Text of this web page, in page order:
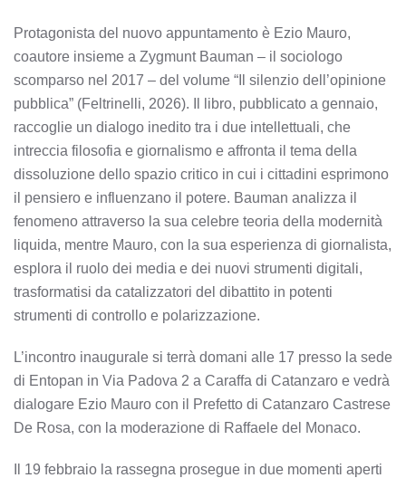
Protagonista del nuovo appuntamento è Ezio Mauro,
coautore insieme a Zygmunt Bauman – il sociologo
scomparso nel 2017 – del volume “Il silenzio dell’opinione
pubblica” (Feltrinelli, 2026). Il libro, pubblicato a gennaio,
raccoglie un dialogo inedito tra i due intellettuali, che
intreccia filosofia e giornalismo e affronta il tema della
dissoluzione dello spazio critico in cui i cittadini esprimono
il pensiero e influenzano il potere. Bauman analizza il
fenomeno attraverso la sua celebre teoria della modernità
liquida, mentre Mauro, con la sua esperienza di giornalista,
esplora il ruolo dei media e dei nuovi strumenti digitali,
trasformatisi da catalizzatori del dibattito in potenti
strumenti di controllo e polarizzazione.
L’incontro inaugurale si terrà domani alle 17 presso la sede
di Entopan in Via Padova 2 a Caraffa di Catanzaro e vedrà
dialogare Ezio Mauro con il Prefetto di Catanzaro Castrese
De Rosa, con la moderazione di Raffaele del Monaco.
Il 19 febbraio la rassegna prosegue in due momenti aperti